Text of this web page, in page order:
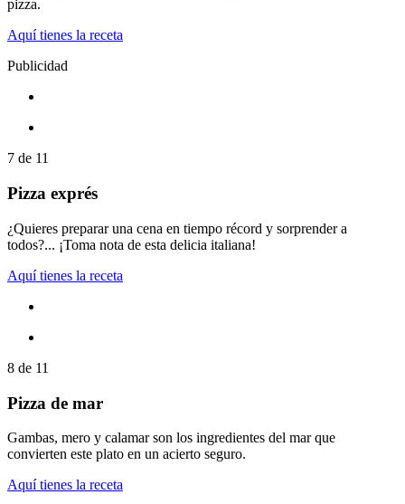
pizza.
Aquí tienes la receta
Publicidad
7 de 11
Pizza exprés
¿Quieres preparar una cena en tiempo récord y sorprender a
todos?... ¡Toma nota de esta delicia italiana!
Aquí tienes la receta
8 de 11
Pizza de mar
Gambas, mero y calamar son los ingredientes del mar que
convierten este plato en un acierto seguro.
Aquí tienes la receta